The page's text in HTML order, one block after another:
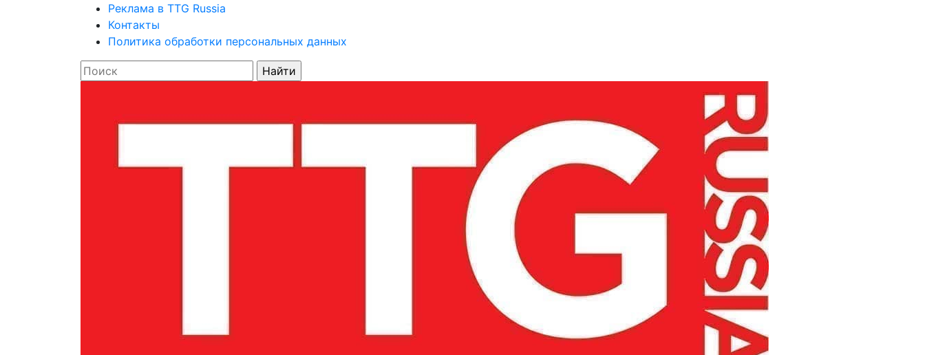
Реклама в TTG Russia
Контакты
Политика обработки персональных данных